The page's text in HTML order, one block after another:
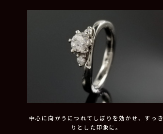
中心に向かうにつれてしぼりを効かせ、すっき
りとした印象に。